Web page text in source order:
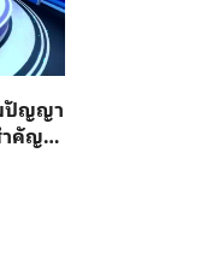
ปัญญา
ำคัญ